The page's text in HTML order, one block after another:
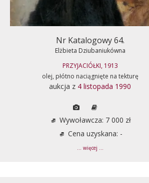
Nr Katalogowy 64.
Elżbieta Dziubaniukówna
PRZYJACIÓŁKI, 1913
olej, płótno naciągnięte na tekturę
aukcja z 4 listopada 1990
Wywoławcza: 7 000 zł
Cena uzyskana: -
... więcej ...